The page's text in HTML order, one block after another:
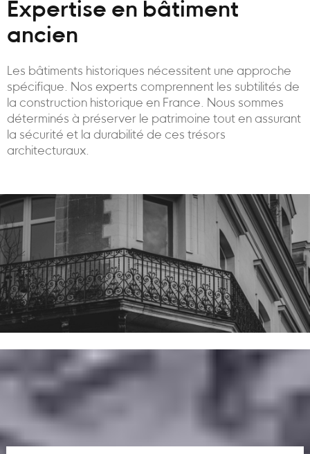
Expertise en bâtiment
ancien
Les bâtiments historiques nécessitent une approche
spécifique. Nos experts comprennent les subtilités de
la construction historique en France. Nous sommes
déterminés à préserver le patrimoine tout en assurant
la sécurité et la durabilité de ces trésors
architecturaux.